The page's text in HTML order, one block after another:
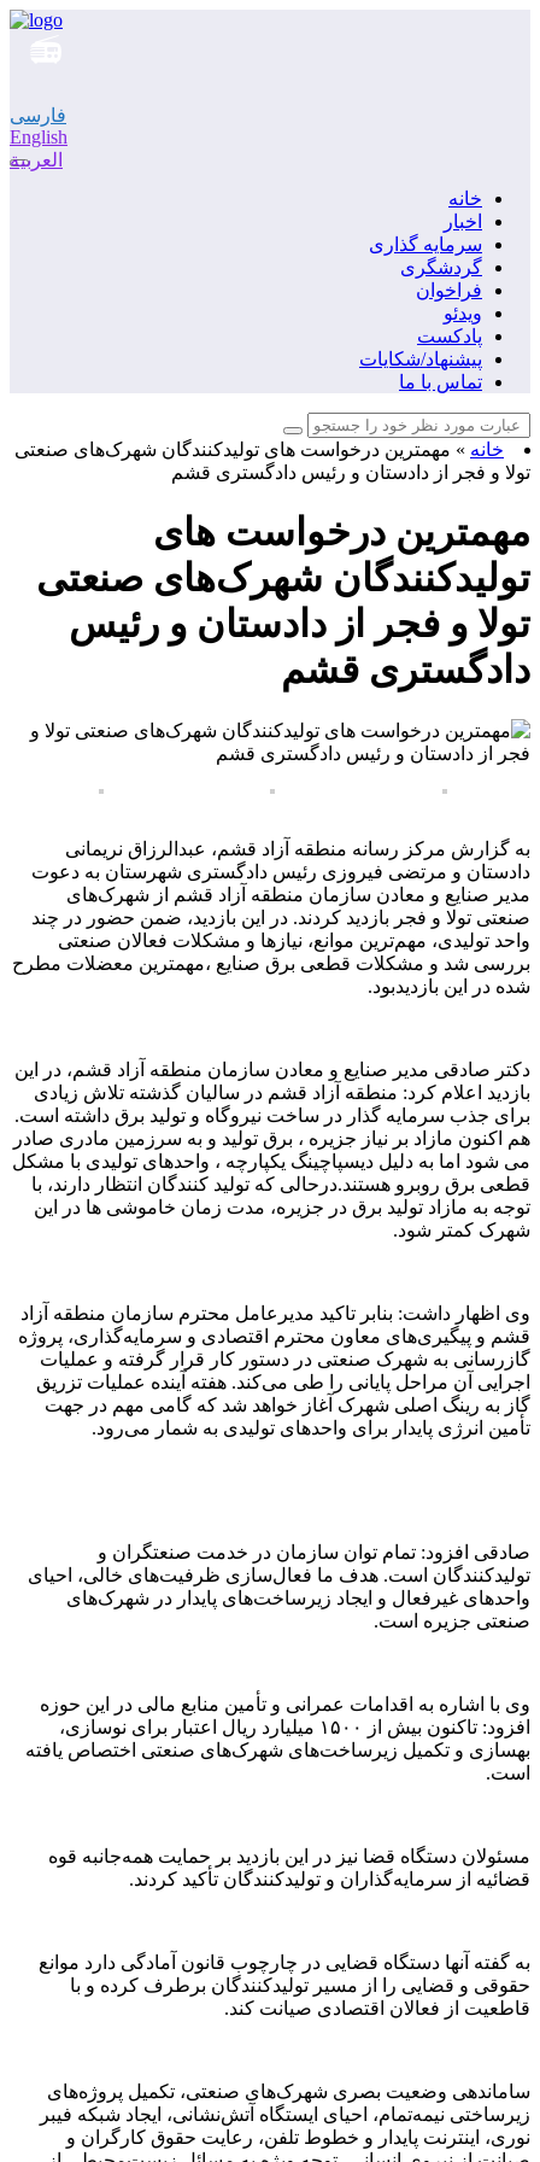
فارسی
English
العربية
خانه
اخبار
سرمایه گذاری
گردشگری
فراخوان
ویدئو
پادکست
پیشنهاد/شکایات
تماس با ما
خانه » مهمترین درخواست های تولیدکنندگان شهرک‌های صنعتی
تولا و فجر از دادستان و رئیس دادگستری قشم
مهمترین درخواست های
تولیدکنندگان شهرک‌های صنعتی
تولا و فجر از دادستان و رئیس
دادگستری قشم
به گزارش مرکز رسانه منطقه آزاد قشم، عبدالرزاق نریمانی
دادستان و مرتضی فیروزی رئیس دادگستری شهرستان به دعوت
مدیر صنایع و معادن سازمان منطقه آزاد قشم از شهرک‌های
صنعتی تولا و فجر بازدید کردند. در این بازدید، ضمن حضور در چند
واحد تولیدی، مهم‌ترین موانع، نیازها و مشکلات فعالان صنعتی
بررسی شد و مشکلات قطعی برق صنایع ،مهمترین معضلات مطرح
شده در این بازدیدبود.
دکتر صادقی مدیر صنایع و معادن سازمان منطقه آزاد قشم، در این
بازدید اعلام کرد: منطقه آزاد قشم در سالیان گذشته تلاش زیادی
برای جذب سرمایه گذار در ساخت نیروگاه و تولید برق داشته است.
هم اکنون مازاد بر نیاز جزیره ، برق تولید و به سرزمین مادری صادر
می شود اما به دلیل دیسپاچینگ یکپارچه ، واحد‌های تولیدی با مشکل
قطعی برق روبرو هستند.درحالی که تولید کنندگان انتظار دارند، با
توجه به مازاد تولید برق در جزیره، مدت زمان خاموشی ها در این
شهرک کمتر شود.
وی اظهار داشت: بنابر تاکید مدیرعامل محترم سازمان منطقه آزاد
قشم و پیگیری‌های معاون محترم اقتصادی و سرمایه‌گذاری، پروژه
گازرسانی به شهرک صنعتی در دستور کار قرار گرفته و عملیات
اجرایی آن مراحل پایانی را طی می‌کند. هفته آینده عملیات تزریق
گاز به رینگ اصلی شهرک آغاز خواهد شد که گامی مهم در جهت
تأمین انرژی پایدار برای واحدهای تولیدی به شمار می‌رود.
صادقی افزود: تمام توان سازمان در خدمت صنعتگران و
تولیدکنندگان است. هدف ما فعال‌سازی ظرفیت‌های خالی، احیای
واحدهای غیرفعال و ایجاد زیرساخت‌های پایدار در شهرک‌های
صنعتی جزیره است.
وی با اشاره به اقدامات عمرانی و تأمین منابع مالی در این حوزه
افزود: تاکنون بیش از ۱۵۰۰ میلیارد ریال اعتبار برای نوسازی،
بهسازی و تکمیل زیرساخت‌های شهرک‌های صنعتی اختصاص یافته
است.
مسئولان دستگاه قضا نیز در این بازدید بر حمایت همه‌جانبه قوه
قضائیه از سرمایه‌گذاران و تولیدکنندگان تأکید کردند.
به گفته آنها دستگاه قضایی در چارچوب قانون آمادگی دارد موانع
حقوقی و قضایی را از مسیر تولیدکنندگان برطرف کرده و با
قاطعیت از فعالان اقتصادی صیانت کند.
ساماندهی وضعیت بصری شهرک‌های صنعتی، تکمیل پروژه‌های
زیرساختی نیمه‌تمام، احیای ایستگاه آتش‌نشانی، ایجاد شبکه فیبر
نوری، اینترنت پایدار و خطوط تلفن، رعایت حقوق کارگران و